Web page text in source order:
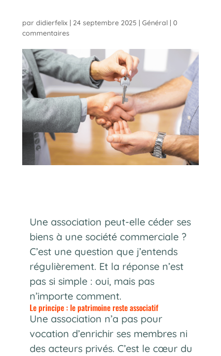
par didierfelix| 24 septembre 2025 | Général| 0
commentaires
Une association peut-elle céder ses
biens à une société commerciale ?
C’est une question que j’entends
régulièrement. Et la réponse n’est
pas si simple : oui, mais pas
n’importe comment.
Le principe : le patrimoine reste associatif
Une association n’a pas pour
vocation d’enrichir ses membres ni
des acteurs privés. C’est le cœur du